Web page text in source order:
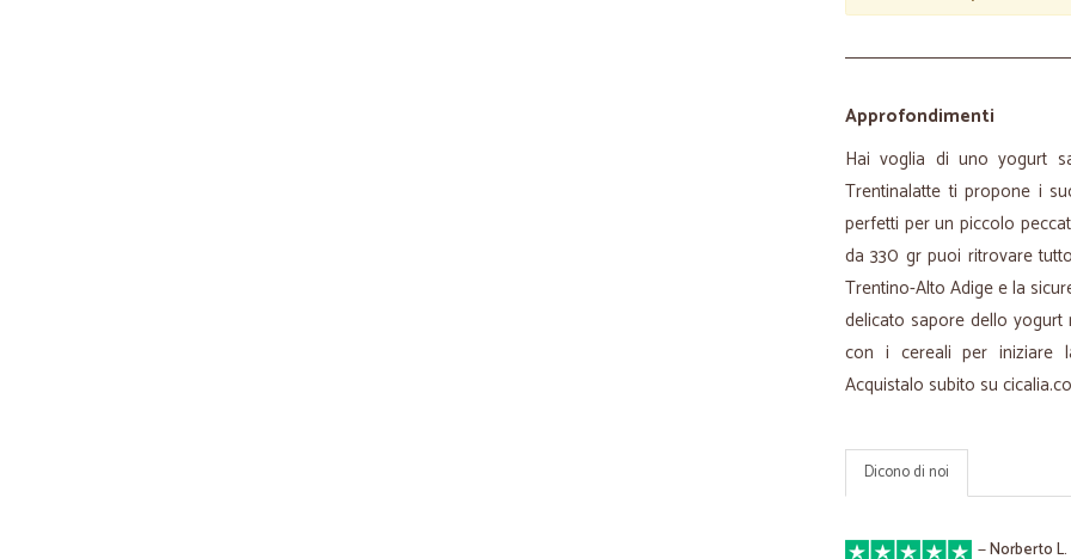
Approfondimenti
Hai voglia di uno yogurt
Trentinalatte ti propone i
perfetti per un piccolo
da 330 gr puoi ritrovare
Trentino-Alto Adige e la
delicato sapore dello
con i cereali per iniziare
Acquistalo subito su
Dicono di noi
—Norberto L.